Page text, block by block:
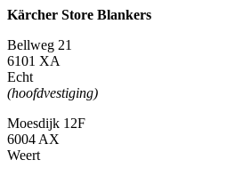
Kärcher Store Blankers
Bellweg 21
6101 XA
Echt
(hoofdvestiging)
Moesdijk 12F
6004 AX
Weert